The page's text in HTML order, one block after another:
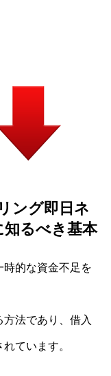
ング即日ネ
るべき基本
的な資金不足を
法であり、借入
ています。